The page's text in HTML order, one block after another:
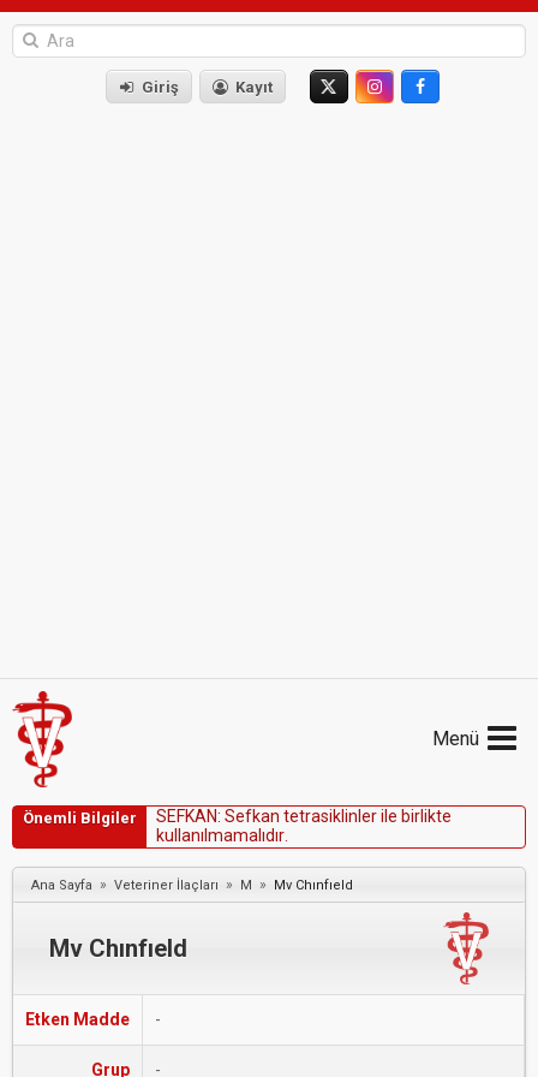
Giriş Kayıt
Menü
Önemli Bilgiler SEFKAN: Sefkan tetrasikin eri e birikte
ku anı mama ıdır
Ana Sayfa » Veteriner İlaçları » M » Mv Chınfıeld
Mv Chınfıeld
Etken Madde -
Grup -